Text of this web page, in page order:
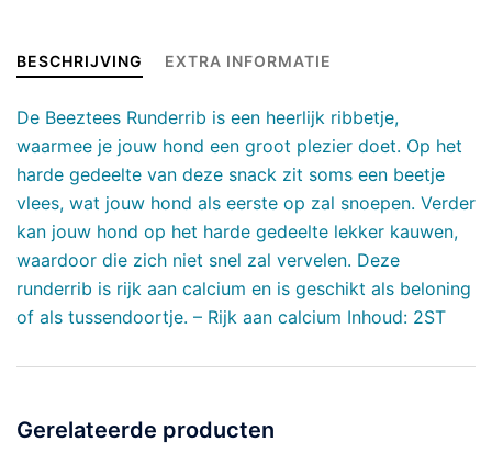
BESCHRIJVING EXTRA INFORMATIE
De Beeztees Runderrib is een heerlijk ribbetje,
waarmee je jouw hond een groot plezier doet. Op het
harde gedeelte van deze snack zit soms een beetje
vlees, wat jouw hond als eerste op zal snoepen. Verder
kan jouw hond op het harde gedeelte lekker kauwen,
waardoor die zich niet snel zal vervelen. Deze
runderrib is rijk aan calcium en is geschikt als beloning
of als tussendoortje. – Rijk aan calcium Inhoud: 2ST
Gerelateerde producten